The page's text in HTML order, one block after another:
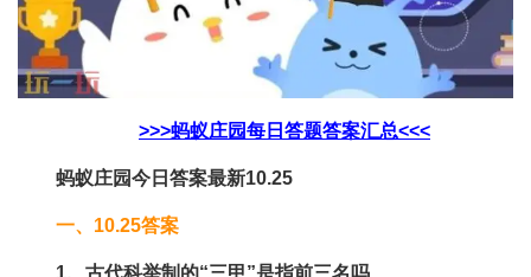
>>>蚂蚁庄园每日答题答案汇总<<<
蚂蚁庄园今日答案最新10.25
一、10.25答案